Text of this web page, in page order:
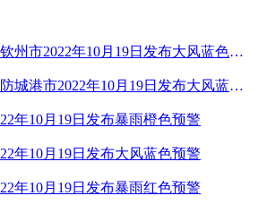
广西壮族自治区钦州市2022年10月19日发布大风蓝色预警
广西壮族自治区防城港市2022年10月19日发布大风蓝色预警
年10月19日发布暴雨橙色预警
年10月19日发布大风蓝色预警
年10月19日发布暴雨红色预警